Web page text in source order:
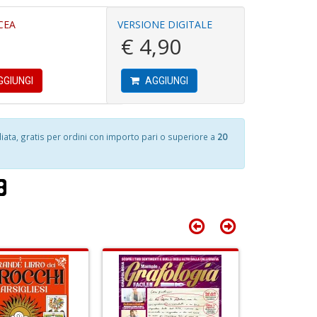
VERSIONE DIGITALE
€ 4,90
AGGIUNGI
gratis per ordini con importo pari o superiore a 20